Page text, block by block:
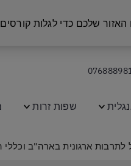
שלכם כדי לגלות
שפות זרות
לתרבות ארגונית בארה"ב